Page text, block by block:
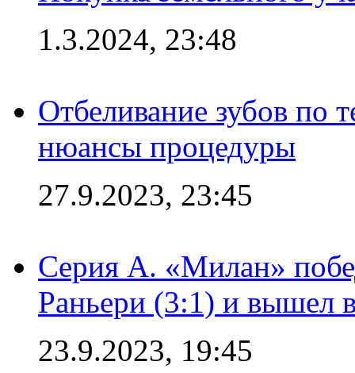
1.3.2024, 23:48
Отбеливание зубов по
нюансы процедуры
27.9.2023, 23:45
Серия А. «Милан»
Раньери (3:1) и вышел
23.9.2023, 19:45